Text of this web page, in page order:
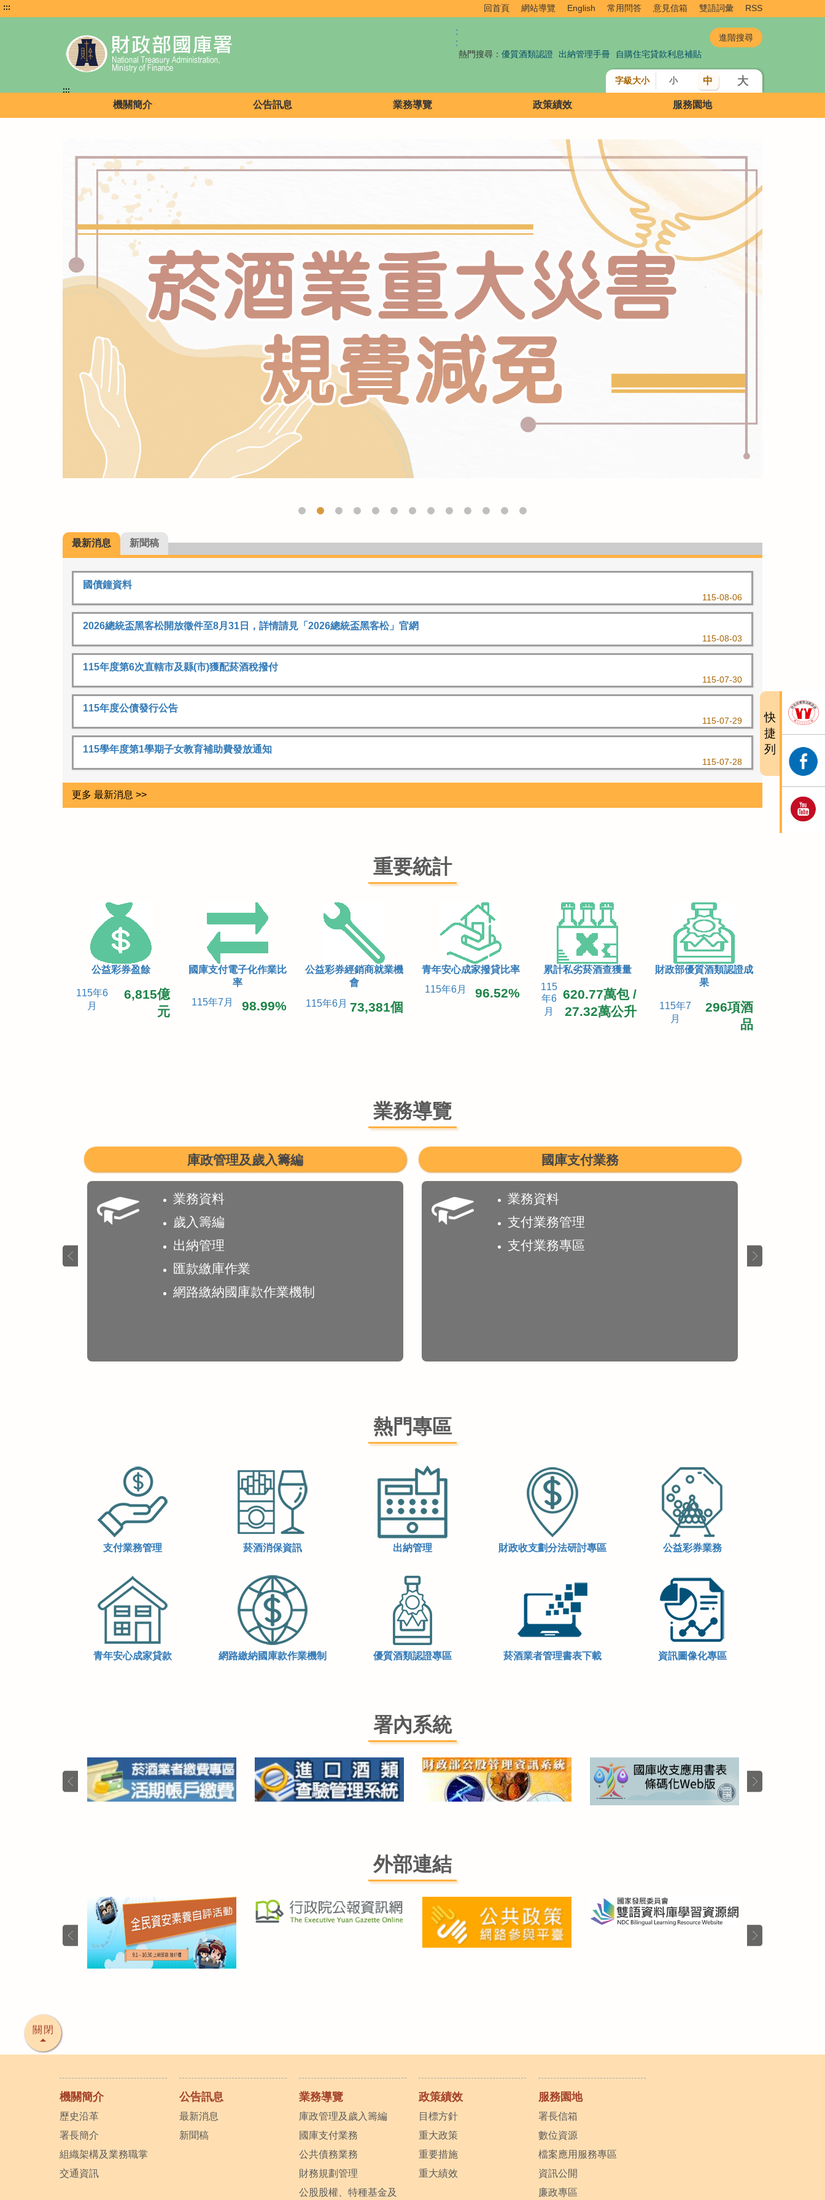
::: 回首頁 網站導覽 English 常用問答 意見信箱 雙語詞彙 RSS
:
:
熱門搜尋： 優質酒類認證 出納管理手冊 自購住宅貸款利息補貼
字級大小 小 中 大
機關簡介 公告訊息 業務導覽 政策績效 服務園地
:::
最新消息 新聞稿
國債鐘資料
115-08-06
2026總統盃黑客松開放徵件至8月31日，詳情請見「2026總統盃黑客松」官網
115-08-03
115年度第6次直轄市及縣(市)獲配菸酒稅撥付
115-07-30
115年度公債發行公告
115-07-29
115學年度第1學期子女教育補助費發放通知
115-07-28
更多 最新消息 >>
重要統計
公益彩券盈餘
115年6
月
6,815億
元
國庫支付電子化作業比
率
115年7月
98.99%
公益彩券經銷商就業機
會
115年6月 73,381個
青年安心成家撥貸比率
115年6月
96.52%
累計私劣菸酒查獲量
115
年6
月
620.77萬包 /
27.32萬公升
財政部優質酒類認證成
果
115年7
月
296項酒
品
業務導覽
庫政管理及歲入籌編
業務資料
歲入籌編
出納管理
匯款繳庫作業
網路繳納國庫款作業機制
國庫支付業務
業務資料
支付業務管理
支付業務專區
熱門專區
支付業務管理 菸酒消保資訊 出納管理 財政收支劃分法研討專區 公益彩券業務
青年安心成家貸款 網路繳納國庫款作業機制 優質酒類認證專區 菸酒業者管理書表下載 資訊圖像化專區
署內系統
外部連結
快
捷
列
關閉
機關簡介
歷史沿革
署長簡介
組織架構及業務職掌
交通資訊
公告訊息
最新消息
新聞稿
業務導覽
庫政管理及歲入籌編
國庫支付業務
公共債務業務
財務規劃管理
公股股權、特種基金及
政策績效
目標方針
重大政策
重要措施
重大績效
服務園地
署長信箱
數位資源
檔案應用服務專區
資訊公開
廉政專區